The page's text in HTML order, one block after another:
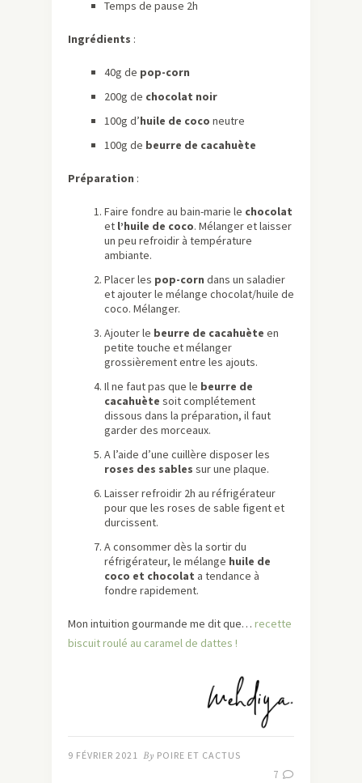
Temps de pause 2h
Ingrédients :
40g de pop-corn
200g de chocolat noir
100g d’huile de coco neutre
100g de beurre de cacahuète
Préparation :
Faire fondre au bain-marie le chocolat
et l’huile de coco. Mélanger et laisser
un peu refroidir à température
ambiante.
Placer les pop-corn dans un saladier
et ajouter le mélange chocolat/huile de
coco. Mélanger.
Ajouter le beurre de cacahuète en
petite touche et mélanger
grossièrement entre les ajouts.
Il ne faut pas que le beurre de
cacahuète soit complétement
dissous dans la préparation, il faut
garder des morceaux.
A l’aide d’une cuillère disposer les
roses des sables sur une plaque.
Laisser refroidir 2h au réfrigérateur
pour que les roses de sable figent et
durcissent.
A consommer dès la sortir du
réfrigérateur, le mélange huile de
coco et chocolat a tendance à
fondre rapidement.
Mon intuition gourmande me dit que… recette
biscuit roulé au caramel de dattes !
9 FÉVRIER 2021 By POIRE ET CACTUS
7